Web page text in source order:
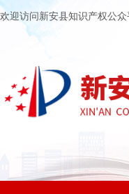
欢迎访问新安县知识产权公众